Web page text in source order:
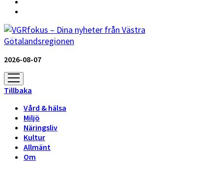
2026-08-07
öppna
meny
Tillbaka
Vård & hälsa
Miljö
Näringsliv
Kultur
Allmänt
Om